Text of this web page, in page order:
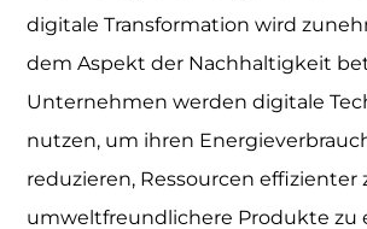
digitale Transformation wird
dem Aspekt der Nachhaltigkeit
Unternehmen werden digitale
nutzen, um ihren
reduzieren, Ressourcen
umweltfreundlichere Produkte zu